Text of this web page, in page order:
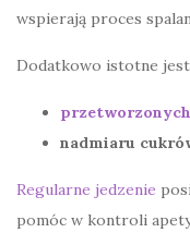
wspierają proces
Dodatkowo istotne
nadmiaru
Regularne jedzenie
pomóc w kontroli